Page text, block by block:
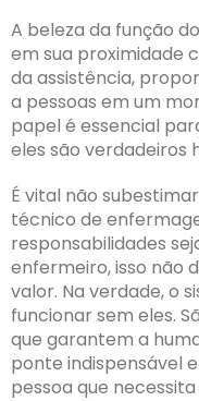
A beleza da função
em sua proximidade
da assistência,
a pessoas em um
papel é essencial
eles são verdadeiros
É vital não
técnico de
responsabilidades
enfermeiro, isso não
valor. Na verdade, o
funcionar sem eles.
que garantem a
ponte indispensável
pessoa que